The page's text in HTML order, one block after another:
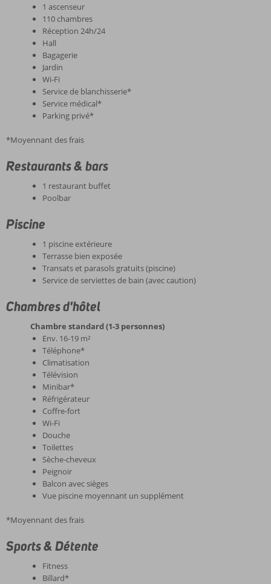
1 ascenseur
110 chambres
Réception 24h/24
Hall
Bagagerie
Jardin
Wi-Fi
Service de blanchisserie*
Service médical*
Parking privé*
*Moyennant des frais
Restaurants & bars
1 restaurant buffet
Poolbar
Piscine
1 piscine extérieure
Terrasse bien exposée
Transats et parasols gratuits (piscine)
Service de serviettes de bain (avec caution)
Chambres d'hôtel
Chambre standard (1-3 personnes)
Env. 16-19 m²
Téléphone*
Climatisation
Télévision
Minibar*
Réfrigérateur
Coffre-fort
Wi-Fi
Douche
Toilettes
Sèche-cheveux
Peignoir
Balcon avec sièges
Vue piscine moyennant un supplément
*Moyennant des frais
Sports & Détente
Fitness
Billard*